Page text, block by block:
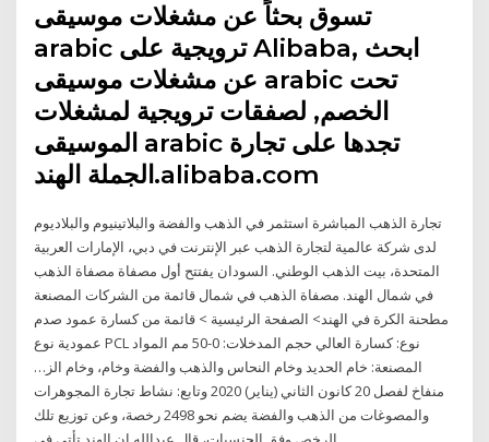
تسوق بحثاً عن مشغلات موسيقى
arabic ترويجية على Alibaba, ابحث
عن مشغلات موسيقى arabic تحت
الخصم, لصفقات ترويجية لمشغلات
الموسيقى arabic تجدها على تجارة
الجملة الهند.alibaba.com
تجارة الذهب المباشرة استثمر في الذهب والفضة والبلاتينيوم والبلاديوم
لدى شركة عالمية لتجارة الذهب عبر الإنترنت في دبي، الإمارات العربية
المتحدة، بيت الذهب الوطني. السودان يفتتح أول مصفاة مصفاة الذهب
في شمال الهند. مصفاة الذهب في شمال قائمة من الشركات المصنعة
مطحنة الكرة في الهند> الصفحة الرئيسية > قائمة من كسارة عمود صدم
عمودية نوع PCL نوع: كسارة العالي حجم المدخلات: 0-50 مم المواد
المصنعة: خام الحديد وخام النحاس والذهب والفضة وخام، وخام الز…
منفاخ لفصل 20 كانون الثاني (يناير) 2020 وتابع: نشاط تجارة المجوهرات
والمصوغات من الذهب والفضة يضم نحو 2498 رخصة، وعن توزيع تلك